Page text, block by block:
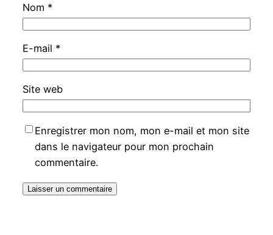
Nom *
E-mail *
Site web
Enregistrer mon nom, mon e-mail et mon site
dans le navigateur pour mon prochain
commentaire.